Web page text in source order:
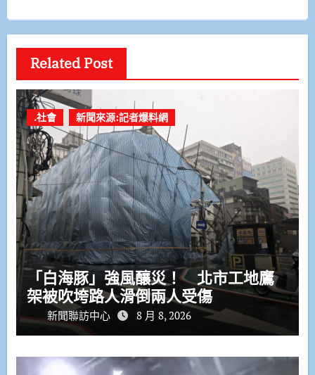
Related Post
.社會 新聞來源:記者爆料網
「白海豚」強風釀災！ 北市工地鷹
架被吹垮路人滑倒兩人受傷
新聞聯訪中心 8 月 8, 2026